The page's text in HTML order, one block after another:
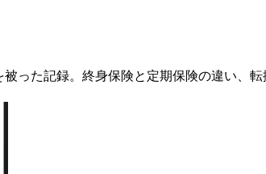
った記録。終身保険と定期保険の違い、